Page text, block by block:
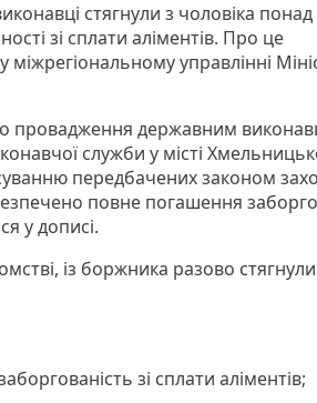
стягнули з чоловіка понад
зі сплати аліментів. Про це
управлінні
провадження державним
служби у місті
передбачених законом
повне погашення
у дописі.
із боржника разово
зі сплати аліментів;